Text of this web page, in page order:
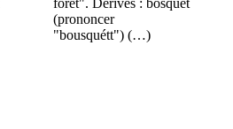
(prononcer
"bousquétt") (…)